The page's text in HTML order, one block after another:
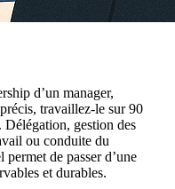
d’un manager,
travaillez-le sur 90
Délégation, gestion des
ou conduite du
de passer d’une
et durables.